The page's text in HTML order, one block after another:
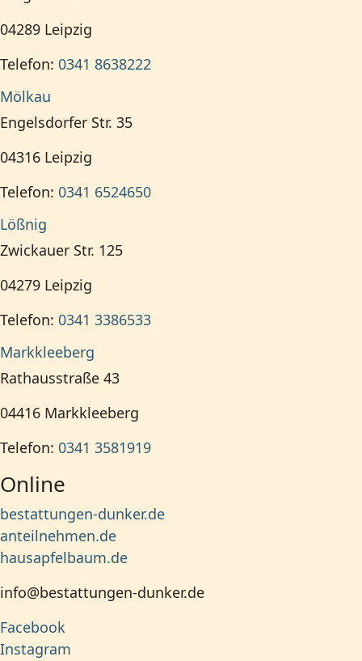
04289 Leipzig
Telefon: 0341 8638222
Mölkau
Engelsdorfer Str. 35
04316 Leipzig
Telefon: 0341 6524650
Lößnig
Zwickauer Str. 125
04279 Leipzig
Telefon: 0341 3386533
Markkleeberg
Rathausstraße 43
04416 Markkleeberg
Telefon: 0341 3581919
Online
bestattungen-dunker.de
anteilnehmen.de
hausapfelbaum.de
info@bestattungen-dunker.de
Facebook
Instagram